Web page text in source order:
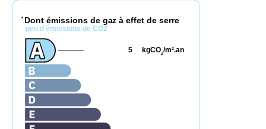
* Dont émissions de gaz à effet de serre
peu d'émissions de CO2
kgCO2/m2.an
5